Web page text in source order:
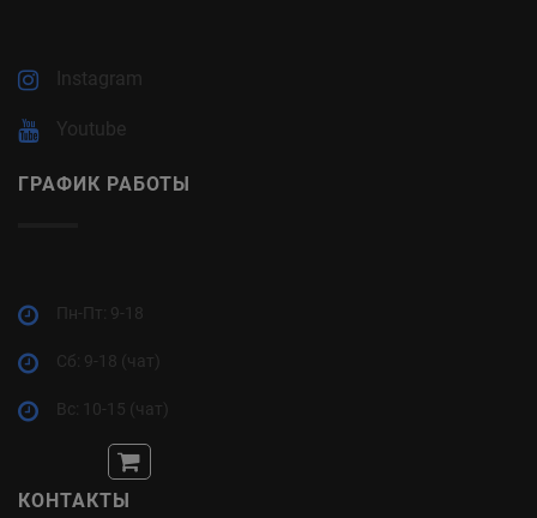
Instagram
Youtube
ГРАФИК РАБОТЫ
Пн-Пт: 9-18
Cб: 9-18 (чат)
Вс: 10-15 (чат)
КОНТАКТЫ